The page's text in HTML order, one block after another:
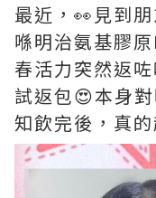
最近，👀見到
喺明治氨基膠
春活力突然返
試返包😍本身
知飲完後，真